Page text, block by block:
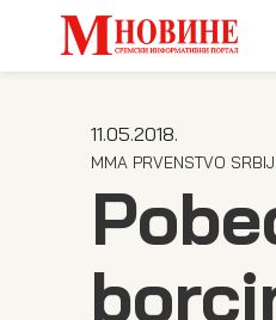
11.05.2018.
MMA PRVENSTVO